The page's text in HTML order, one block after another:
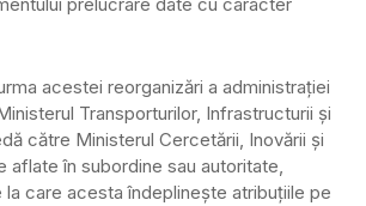
prelucrare date cu caracter
acestei reorganizări a administraţiei
Transporturilor, Infrastructurii şi
către Ministerul Cercetării, Inovării şi
aflate în subordine sau autoritate,
la care acesta îndeplineşte atribuţiile pe